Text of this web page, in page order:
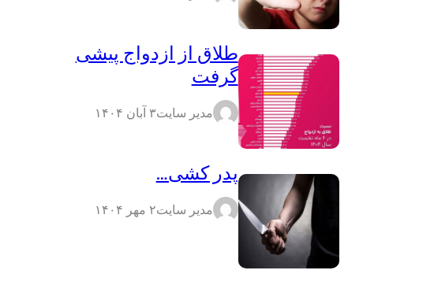
طلاق از ازدواج پیشی
گرفت
مدیر سایت۳ آبان ۱۴۰۴
پدر کشی…
مدیر سایت۲ مهر ۱۴۰۴